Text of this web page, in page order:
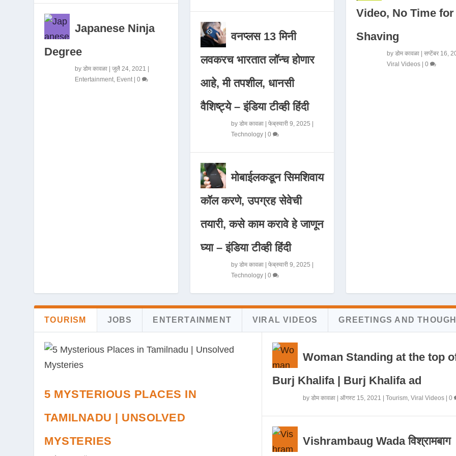
Japanese Ninja
Degree
byडोम कावळा |जुलै 24, 2021 |
Entertainment Event |0
वनप्लस 13 मिनी
लवकरच भारतात लॉन्च होणार
आहे, मी तपशील, धानसी
वैशिष्ट्ये – इंडिया टीव्ही हिंदी
by डोम कावळा| फेब्रुवारी 9, 2025
Technology| 0
मोबाईलकडून सिमशिवाय
कॉल करणे, उपग्रह सेवेची
तयारी, कसे काम करावे हे जाणून
घ्या – इंडिया टीव्ही हिंदी
by डोम कावळा| फेब्रुवारी 9, 2025
Technology| 0
Video, No Time for
Shaving
by डोम कावळा| सप्टेंबर 16,
Viral Videos| 0
TOURISM JOBS ENTERTAINMENT VIRAL VIDEOS GREETINGS AND
5 MYSTERIOUS PLACES IN
TAMILNADU | UNSOLVED
MYSTERIES
Woman Standing at the top
Burj Khalifa | Burj Khalifa ad
by डोम कावळा| ऑगस्ट 15, 2021 Tourism, Viral Videos| 0
Vishrambaug Wada विश्रामबाग